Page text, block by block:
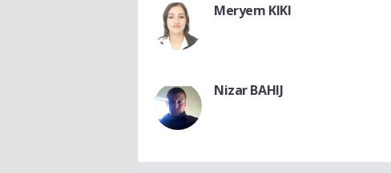
Meryem KIKI
Nizar BAHIJ